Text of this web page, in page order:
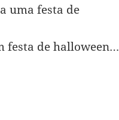
uma festa de
festa de halloween…